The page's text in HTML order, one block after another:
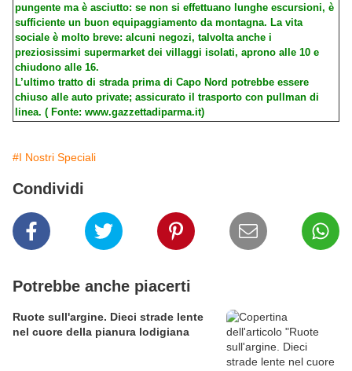
pungente ma è asciutto: se non si effettuano lunghe escursioni, è
sufficiente un buon equipaggiamento da montagna. La vita
sociale è molto breve: alcuni negozi, talvolta anche i
preziosissimi supermarket dei villaggi isolati, aprono alle 10 e
chiudono alle 16.
L’ultimo tratto di strada prima di Capo Nord potrebbe essere
chiuso alle auto private; assicurato il trasporto con pullman di
linea. ( Fonte: www.gazzettadiparma.it)
#I Nostri Speciali
Condividi
Potrebbe anche piacerti
Ruote sull'argine. Dieci strade lente
nel cuore della pianura lodigiana